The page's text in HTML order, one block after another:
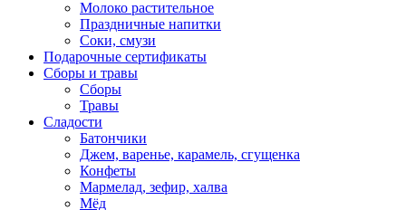
Молоко растительное
Праздничные напитки
Соки, смузи
Подарочные сертификаты
Сборы и травы
Сборы
Травы
Сладости
Батончики
Джем, варенье, карамель, сгущенка
Конфеты
Мармелад, зефир, халва
Мёд